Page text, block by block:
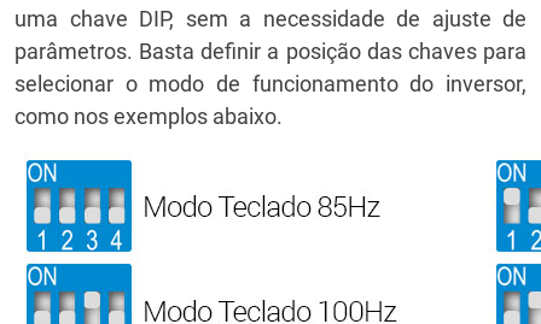
uma chave DIP, sem a necessidade de ajuste de
parâmetros. Basta definir a posição das chaves para
selecionar o modo de funcionamento do inversor,
como nos exemplos abaixo.